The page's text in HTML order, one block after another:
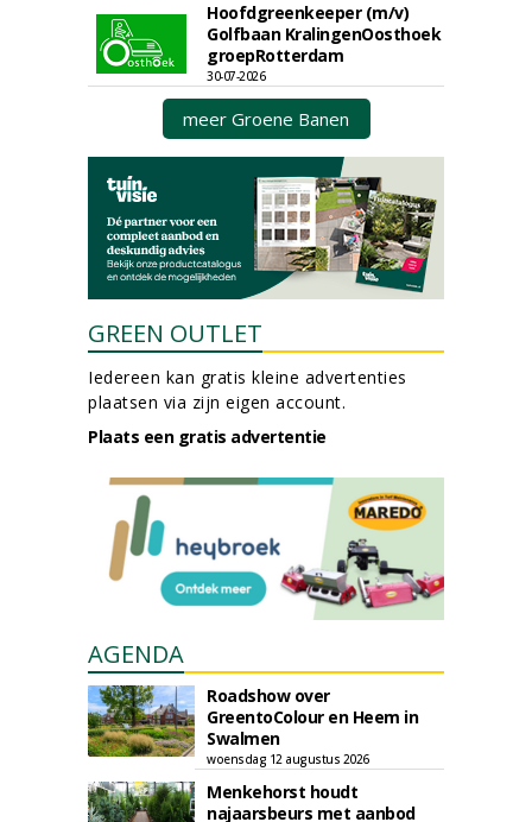
Hoofdgreenkeeper (m/v)
Golfbaan KralingenOosthoek
groepRotterdam
30-07-2026
meer Groene Banen
GREEN OUTLET
Iedereen kan gratis kleine advertenties
plaatsen via zijn eigen account.
Plaats een gratis advertentie
AGENDA
Roadshow over
GreentoColour en Heem in
Swalmen
woensdag 12 augustus 2026
Menkehorst houdt
najaarsbeurs met aanbod